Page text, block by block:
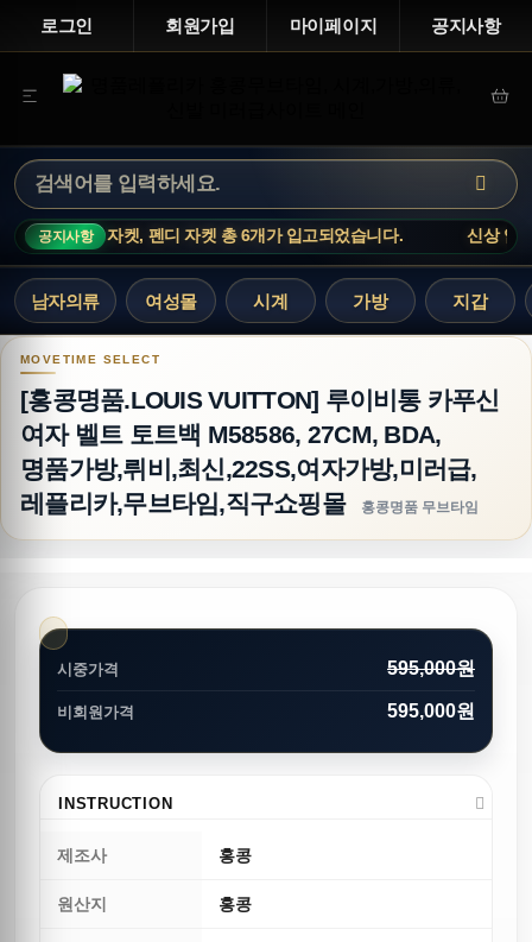
로그인 회원가입 마이페이지 공지사항
공지사항
몽클레어 자켓, 펜디 자켓 총 6개가 입고되었습니다. 신상 업데
남자의류 여성몰 시계 가방 지갑
[홍콩명품.LOUIS VUITTON] 루이비통 카푸신 여
[홍콩명품.LOUIS VUITTON] 루이비통 카푸신
여자 벨트 토트백 M58586, 27CM, BDA,
명품가방,뤼비,최신,22SS,여자가방,미러급,
레플리카,무브타임,직구쇼핑몰
홍콩명품 무브타임
시중가격 595,000원
비회원가격 595,000원
INSTRUCTION
제조사 홍콩
원산지 홍콩